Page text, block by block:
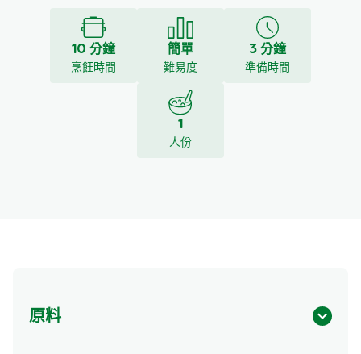
10 分鐘
烹飪時間
簡單
難易度
3 分鐘
準備時間
1
人份
原料